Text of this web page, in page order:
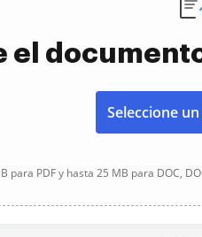
el
Seleccione
para PDF y hasta 25 MB para DOC,